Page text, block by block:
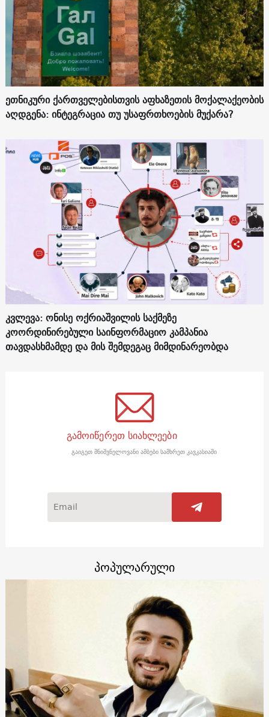
ეთნიკური ქართველებისთვის აფხაზეთის მოქალაქეობის
აღდგენა: ინტეგრაცია თუ უსაფრთხოების მუქარა?
კვლევა: ონისე ოქრიაშვილის საქმეზე
კოორდინირებული საინფორმაციო კამპანია
თავდასხმამდე და მის შემდეგაც მიმდინარეობდა
გამოიწერეთ სიახლეები
გაიგეთ მნიშვნელოვანი ამბები სამხრეთ კავკასიაში
პოპულარული